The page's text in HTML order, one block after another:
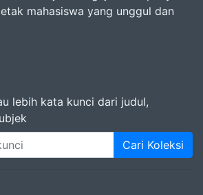
mahasiswa yang unggul dan
lebih kata kunci dari judul,
Cari Koleksi